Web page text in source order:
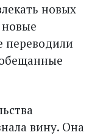
новых
переводили
вину. Она